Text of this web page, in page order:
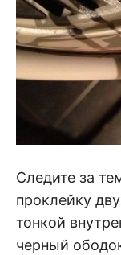
Следите за
проклейку
тонкой
черный